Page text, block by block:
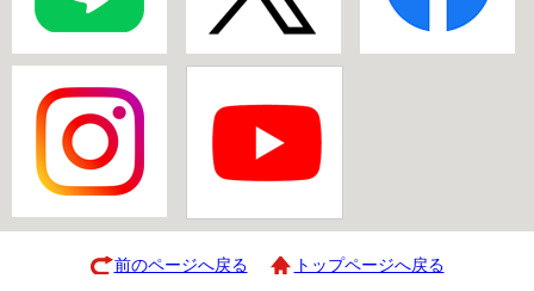
前のページへ戻る トップページへ戻る